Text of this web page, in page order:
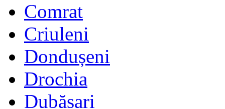
Comrat
Criuleni
Dondușeni
Drochia
Dubăsari